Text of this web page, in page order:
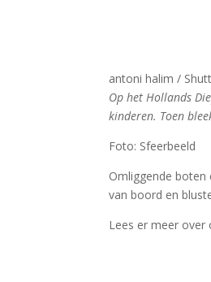
antoni halim /
Op het Hollands
kinderen. Toen
Foto: Sfeerbeeld
Omliggende boten
van boord en
Lees er meer